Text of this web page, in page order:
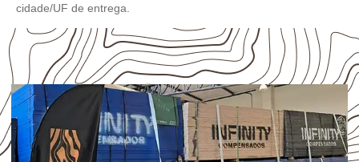
cidade/UF de entrega.